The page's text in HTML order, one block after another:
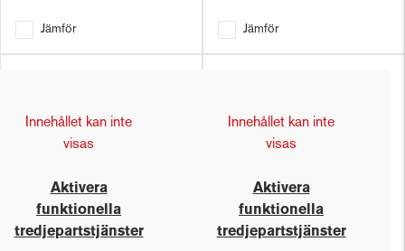
Jämför Jämför
Innehållet kan inte
visas
Aktivera
funktionella
tredjepartstjänster
Innehållet kan inte
visas
Aktivera
funktionella
tredjepartstjänster